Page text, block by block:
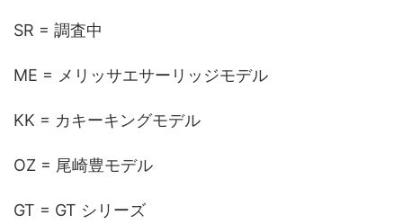
SR = 調査中
ME = メリッサエサーリッジモデル
KK = カキーキングモデル
OZ = 尾崎豊モデル
GT = GT シリーズ